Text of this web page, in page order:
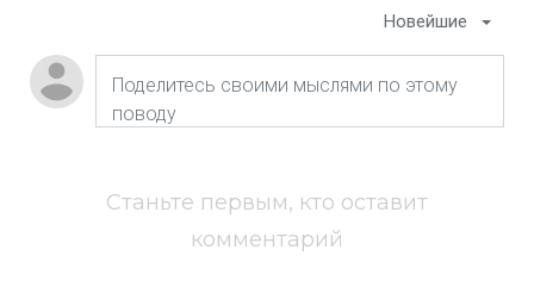
Новейшие
Станьте первым, кто оставит
комментарий